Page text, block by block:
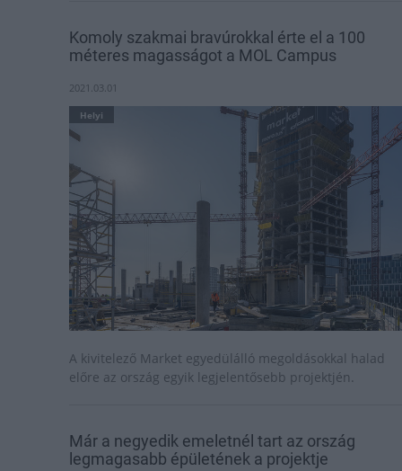
Komoly szakmai bravúrokkal érte el a 100
méteres magasságot a MOL Campus
2021.03.01
Helyi
A kivitelező Market egyedülálló megoldásokkal halad
előre az ország egyik legjelentősebb projektjén.
Már a negyedik emeletnél tart az ország
legmagasabb épületének a projektje